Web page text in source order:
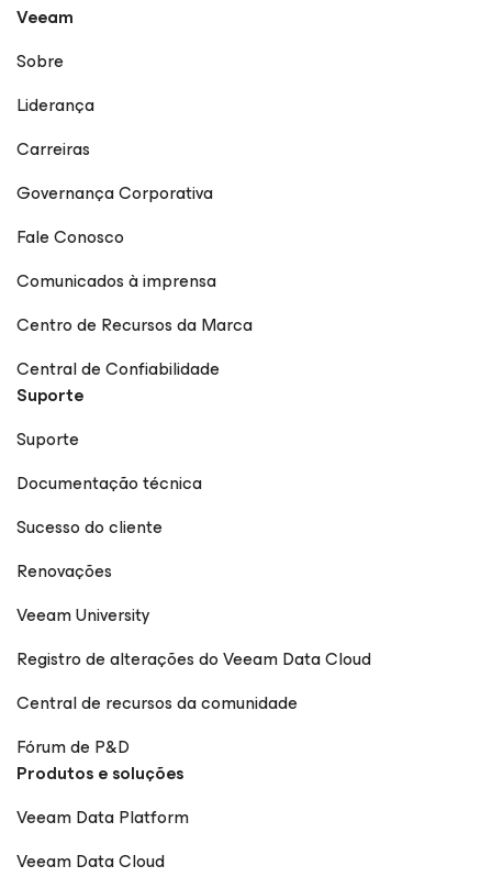
Veeam
Sobre
Liderança
Carreiras
Governança Corporativa
Fale Conosco
Comunicados à imprensa
Centro de Recursos da Marca
Central de Confiabilidade
Suporte
Suporte
Documentação técnica
Sucesso do cliente
Renovações
Veeam University
Registro de alterações do Veeam Data Cloud
Central de recursos da comunidade
Fórum de P&D
Produtos e soluções
Veeam Data Platform
Veeam Data Cloud